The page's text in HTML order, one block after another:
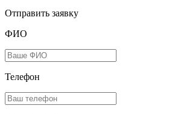
Отправить заявку
ФИО
Телефон